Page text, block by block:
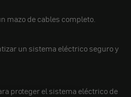
mazo de cables completo.
un sistema eléctrico seguro y
proteger el sistema eléctrico de